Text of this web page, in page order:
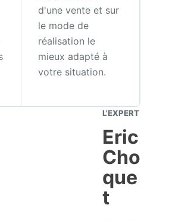
d'une vente et sur
le mode de
réalisation le
mieux adapté à
votre situation.
L'EXPERT
Eric
Cho
que
t